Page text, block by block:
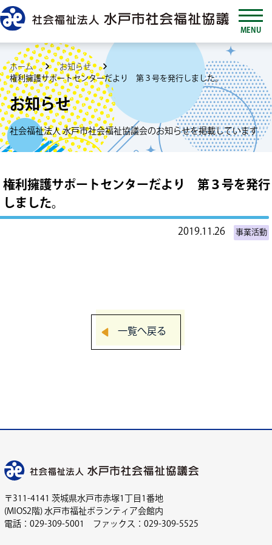
MENU
ホーム
お知らせ
権利擁護サポートセンターだより 第３号を発行しました。
お知らせ
社会福祉法人 水戸市社会福祉協議会のお知らせを掲載しています
権利擁護サポートセンターだより 第３号を発行
しました。
2019.11.26 事業活動
一覧へ戻る
〒311-4141 茨城県水戸市赤塚1丁目1番地
(MIOS2階) 水戸市福祉ボランティア会館内
電話：029-309-5001 ファックス：029-309-5525